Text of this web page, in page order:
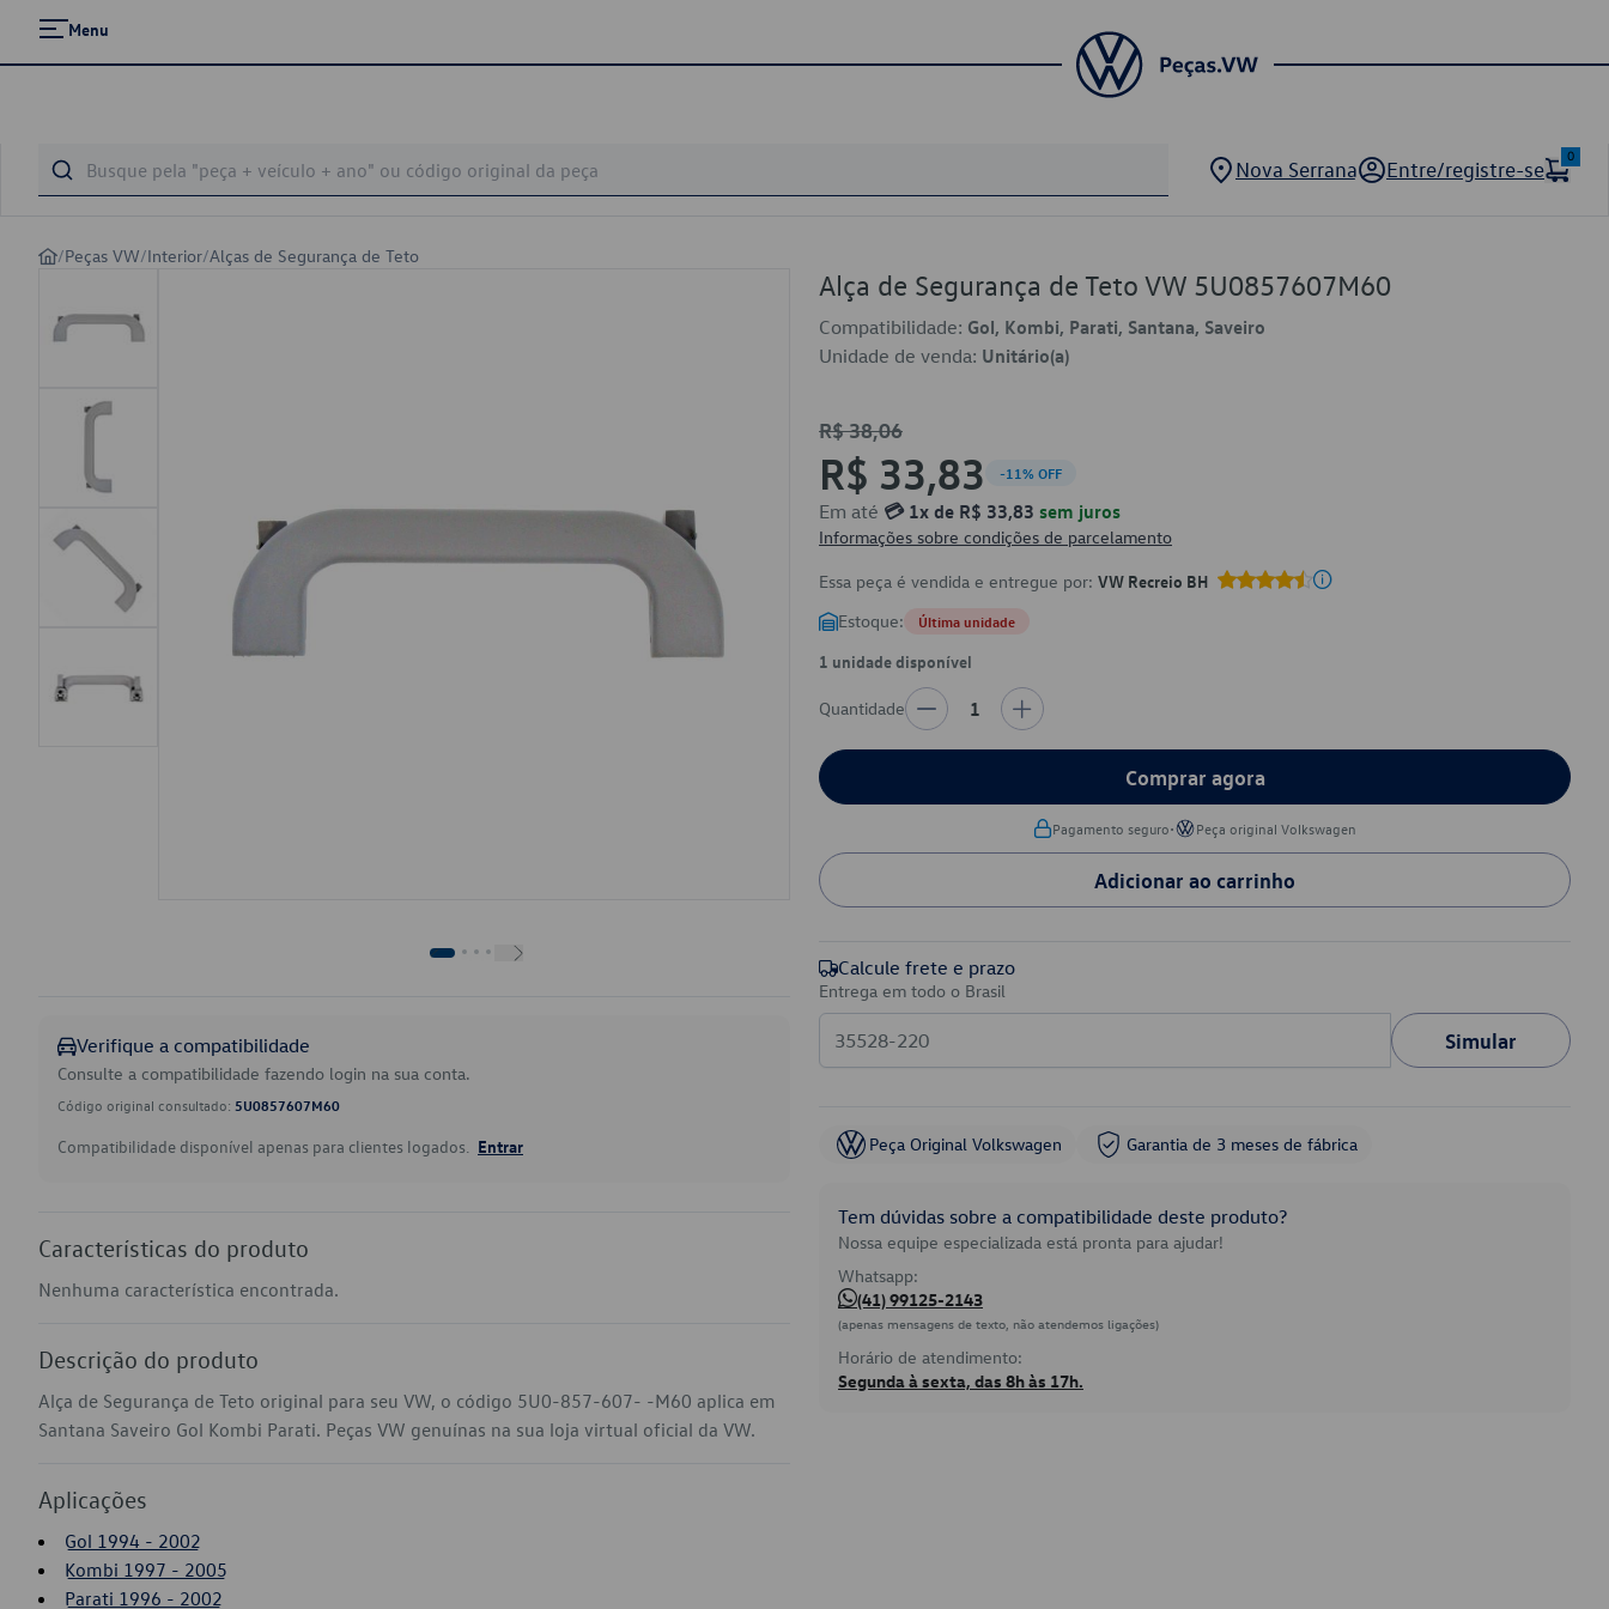
Menu
Nova Serrana Entre/registre-se
0
/Peças VW/Interior/Alças de Segurança de Teto
Verifique a compatibilidade
Consulte a compatibilidade fazendo login na sua conta.
Código original consultado: 5U0857607M60
Compatibilidade disponível apenas para clientes logados. Entrar
Características do produto
Nenhuma característica encontrada.
Descrição do produto
Alça de Segurança de Teto original para seu VW, o código 5U0-857-607- -M60 aplica em
Santana Saveiro Gol Kombi Parati. Peças VW genuínas na sua loja virtual oficial da VW.
Aplicações
Gol 1994 - 2002
Kombi 1997 - 2005
Parati 1996 - 2002
Alça de Segurança de Teto VW 5U0857607M60
Compatibilidade: Gol, Kombi, Parati, Santana, Saveiro
Unidade de venda: Unitário(a)
R$ 38,06
R$ 33,83 -11% OFF
Em até 💳 1x de R$ 33,83 sem juros
Informações sobre condições de parcelamento
Essa peça é vendida e entregue por: VW Recreio BH
Estoque: Última unidade
1 unidade disponível
Quantidade 1
Comprar agora
Pagamento seguro• Peça original Volkswagen
Adicionar ao carrinho
Calcule frete e prazo
Entrega em todo o Brasil
Simular
Peça Original Volkswagen Garantia de 3 meses de fábrica
Tem dúvidas sobre a compatibilidade deste produto?
Nossa equipe especializada está pronta para ajudar!
Whatsapp:
(41) 99125-2143
(apenas mensagens de texto, não atendemos ligações)
Horário de atendimento:
Segunda à sexta, das 8h às 17h.